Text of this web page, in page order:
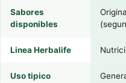
Sabores
disponibles
Linea Herbalife
Uso tipico